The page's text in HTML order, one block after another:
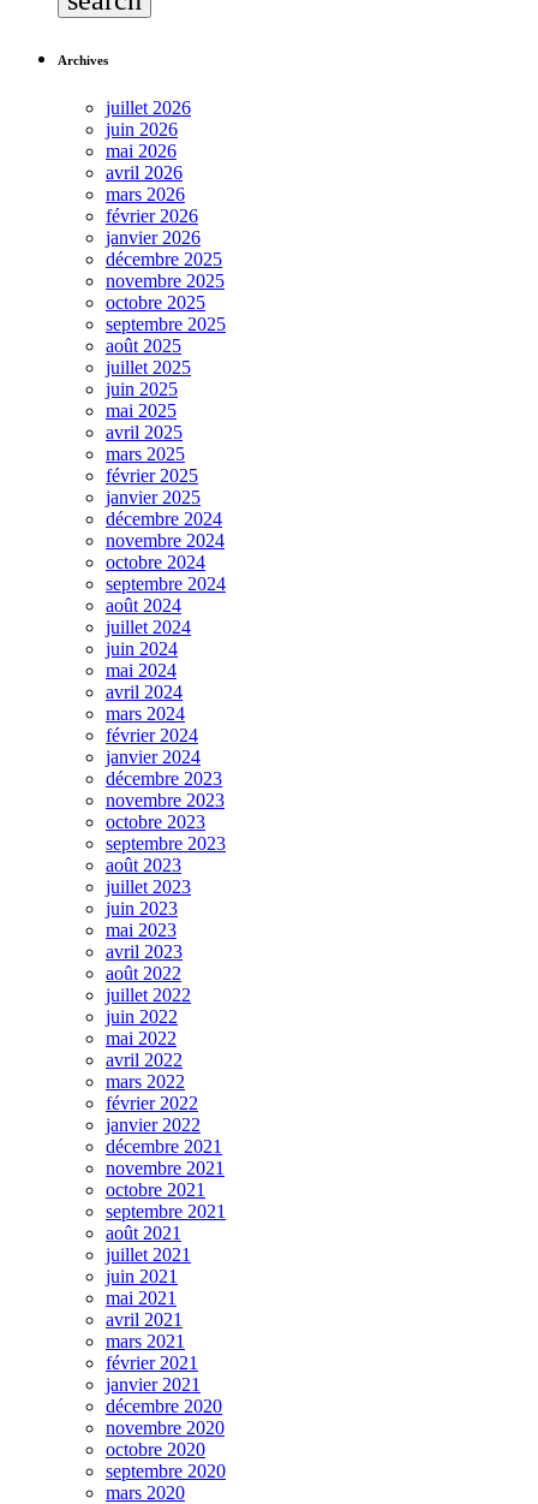
Archives
juillet 2026
juin 2026
mai 2026
avril 2026
mars 2026
février 2026
janvier 2026
décembre 2025
novembre 2025
octobre 2025
septembre 2025
août 2025
juillet 2025
juin 2025
mai 2025
avril 2025
mars 2025
février 2025
janvier 2025
décembre 2024
novembre 2024
octobre 2024
septembre 2024
août 2024
juillet 2024
juin 2024
mai 2024
avril 2024
mars 2024
février 2024
janvier 2024
décembre 2023
novembre 2023
octobre 2023
septembre 2023
août 2023
juillet 2023
juin 2023
mai 2023
avril 2023
août 2022
juillet 2022
juin 2022
mai 2022
avril 2022
mars 2022
février 2022
janvier 2022
décembre 2021
novembre 2021
octobre 2021
septembre 2021
août 2021
juillet 2021
juin 2021
mai 2021
avril 2021
mars 2021
février 2021
janvier 2021
décembre 2020
novembre 2020
octobre 2020
septembre 2020
mars 2020